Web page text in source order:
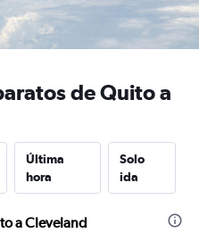
de Quito a
Última
hora
Solo
ida
a Cleveland